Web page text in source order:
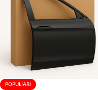
POPULIARI